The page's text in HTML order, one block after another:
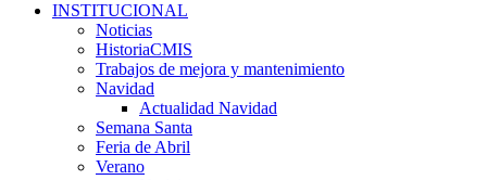
INSTITUCIONAL
Noticias
HistoriaCMIS
Trabajos de mejora y mantenimiento
Navidad
Actualidad Navidad
Semana Santa
Feria de Abril
Verano